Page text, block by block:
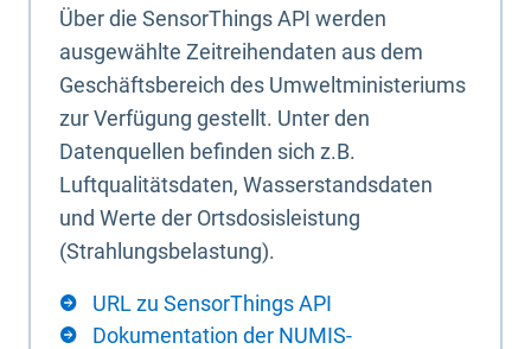
Über die SensorThings API werden
ausgewählte Zeitreihendaten aus dem
Geschäftsbereich des Umweltministeriums
zur Verfügung gestellt. Unter den
Datenquellen befinden sich z.B.
Luftqualitätsdaten, Wasserstandsdaten
und Werte der Ortsdosisleistung
(Strahlungsbelastung).
URL zu SensorThings API
Dokumentation der NUMIS-